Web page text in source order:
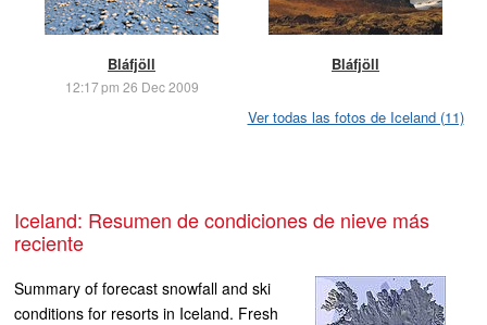
Bláfjöll
12:17 pm 26 Dec 2009
Bláfjöll
Ver todas las fotos de Iceland (11)
Iceland: Resumen de condiciones de nieve más
reciente
Summary of forecast snowfall and ski
conditions for resorts in Iceland. Fresh